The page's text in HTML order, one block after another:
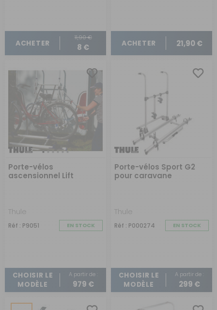
ACHETER
11,90 €
8 € ACHETER 21,90 €
Porte-vélos
ascensionnel Lift
Thule
Réf : P9051 EN STOCK
CHOISIR LE
MODÈLE
A partir de :
979 €
Porte-vélos Sport G2
pour caravane
Thule
Réf : P000274 EN STOCK
CHOISIR LE
MODÈLE
A partir de :
299 €